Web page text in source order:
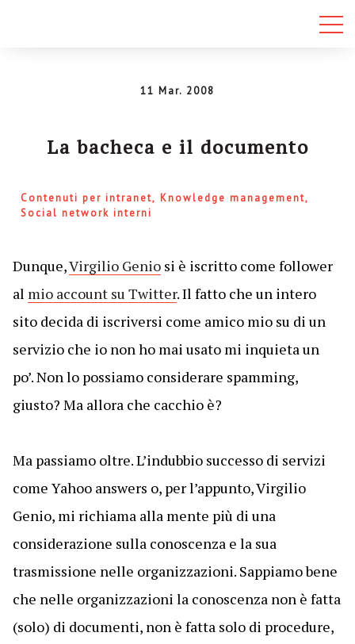
11 Mar. 2008
La bacheca e il documento
Contenuti per intranet
Knowledge management
Social network interni
Dunque,Virgilio Geniosi è iscritto come follower
al mio account su Twitter. Il fatto che un intero
sito decida di iscriversi come amico mio su di un
servizio che io non ho mai usato mi inquieta un
po’. Non lo possiamo considerare spamming,
giusto? Ma allora che cacchio è?
Ma passiamo oltre. L’indubbio successo di servizi
come Yahoo answers o, per l’appunto, Virgilio
Genio, mi richiama alla mente più di una
considerazione sulla conoscenza e la sua
trasmissione nelle organizzazioni. Sappiamo bene
che nelle organizzazioni la conoscenza non è fatta
(solo) di documenti, non è fatta solo di procedure,